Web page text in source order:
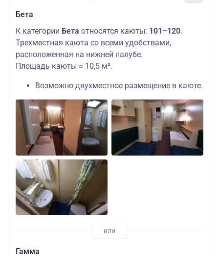
Бета
К категории Бета относятся каюты: 101–120.
Трехместная каюта со всеми удобствами,
расположенная на нижней палубе.
Площадь каюты ≈ 10,5 м².
Возможно двухместное размещение в каюте.
Гамма